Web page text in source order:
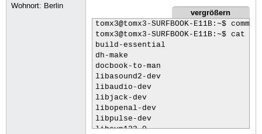
Wohnort: Berlin
vergrößern
tomx3@tomx3-SURFBOOK-
tomx3@tomx3-SURFBOOK-E11B:~$
build-essential
dh-make
docbook-to-man
libasound2-dev
libaudio-dev
libjack-dev
libopenal-dev
libpulse-dev
libsyn123-0